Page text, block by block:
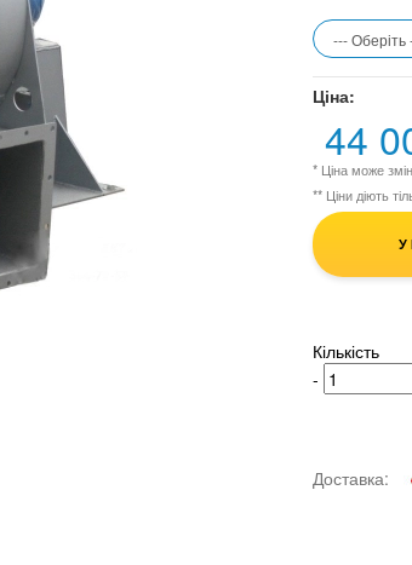
Ціна:
44
* Ціна може
** Ціни діють
У
Кількість
-
Доставка: